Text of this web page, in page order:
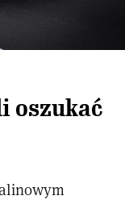
oszukać